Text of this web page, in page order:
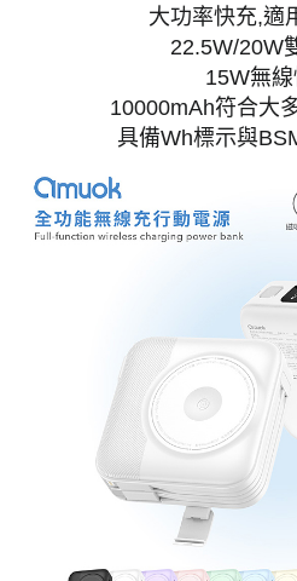
大功率快充,適
22.5W/20W
15W無
10000mAh符合大
具備Wh標示與